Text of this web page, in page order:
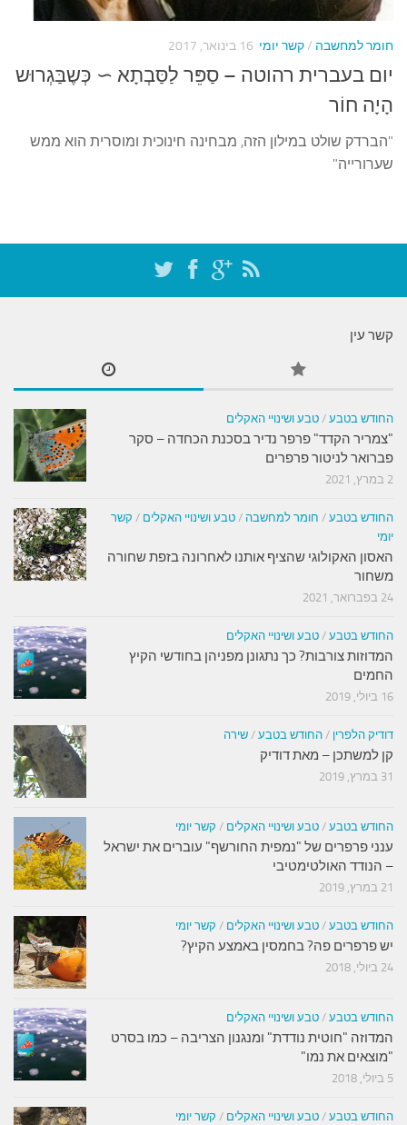
עצות סבתא
סבתא מספרת
נווה הבלוגים
קשר משפחתי
כתבו אלינו
חומר למחשבה /קשר יומי 16 בינואר, 2017
יום בעברית רהוטה – סַפֵּר לַסַּבְתָא ∼ כְּשֶבַּגְרוּש
הָיָה חוֹר
"הברדק שולט במילון הזה, מבחינה חינוכית ומוסרית הוא ממש
שערורייה"
קשר עין
החודש בטבע / טבע ושינויי האקלים
"צמריר הקדד" פרפר נדיר בסכנת הכחדה – סקר
פברואר לניטור פרפרים
2 במרץ, 2021
החודש בטבע / חומר למחשבה / טבע ושינויי האקלים / קשר
יומי
האסון האקולוגי שהציף אותנו לאחרונה בזפת שחורה
משחור
24 בפברואר, 2021
החודש בטבע / טבע ושינויי האקלים
המדוזות צורבות? כך נתגונן מפניהן בחודשי הקיץ
החמים
16 ביולי, 2019
דודיק הלפרין / החודש בטבע / שירה
קן למשתכן – מאת דודיק
31 במרץ, 2019
החודש בטבע / טבע ושינויי האקלים / קשר יומי
ענני פרפרים של "נמפית החורשף" עוברים את ישראל
– הנודד האולטימטיבי
21 במרץ, 2019
החודש בטבע / טבע ושינויי האקלים / קשר יומי
יש פרפרים פה? בחמסין באמצע הקיץ?
24 ביולי, 2018
החודש בטבע / טבע ושינויי האקלים
המדוזה "חוטית נודדת" ומנגנון הצריבה – כמו בסרט
"מוצאים את נמו"
5 ביולי, 2018
החודש בטבע / טבע ושינויי האקלים / קשר יומי